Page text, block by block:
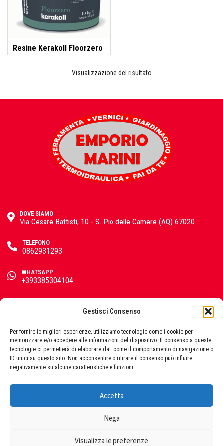
Gestisci Consenso
Per fornire le migliori esperienze, utilizziamo tecnologie come i cookie per
memorizzare e/o accedere alle informazioni del dispositivo. Il consenso a queste
tecnologie ci permetterà di elaborare dati come il comportamento di navigazione o
ID unici su questo sito. Non acconsentire o ritirare il consenso può influire
negativamente su alcune caratteristiche e funzioni.
Accetta
Nega
Visualizza le preferenze
Resine Kerakoll Floorzero
Visualizzazione del risultato
DOVE SIAMO
Via Cesare Battisti, 10 - S. Pio delle Camere (AQ) 67020
TELEFONO
0862931293
WHATSAPP
+393385304104
info@emporiomarini.com
SEGUICI SUI SOCIAL
© 2026 Emporio Marini s.r.l., P.IVA 01729060663. Powered by
Publipress srl
Idraulica
Hobby e fai da te
Ferramenta
Materiale Elettrico
Sist. Irrigazione
Soffiatori
Tagliaerba
Bongioanni
Carinci
CBE Elettrodomestici
Deca
Einhell